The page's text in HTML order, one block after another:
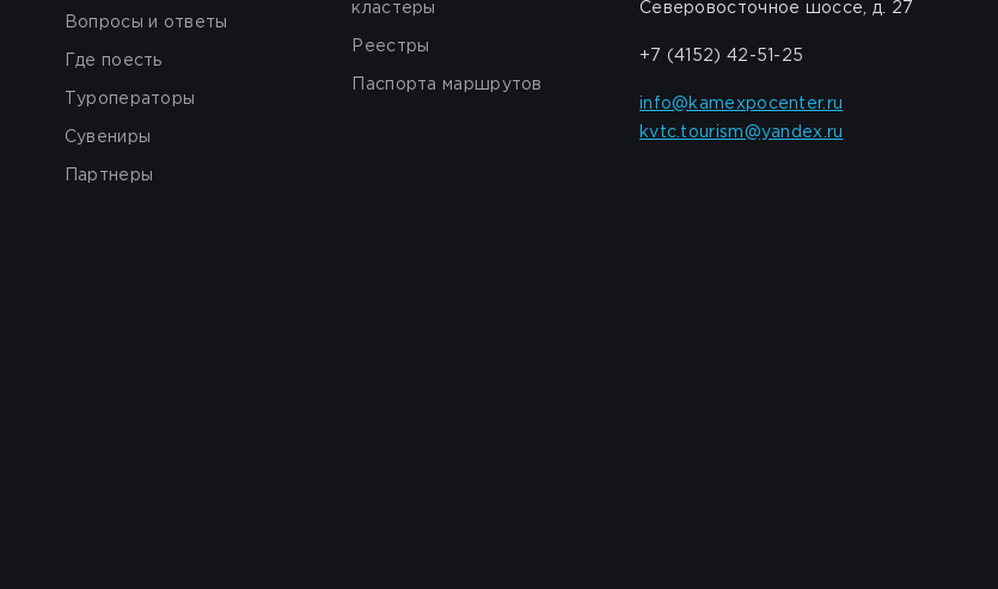
Вопросы и ответы
Где поесть
Туроператоры
Сувениры
Партнеры
кластеры
Реестры
Паспорта маршрутов
Северовосточное шоссе, д. 27
+7 (4152) 42-51-25
info@kamexpocenter.ru
kvtc.tourism@yandex.ru